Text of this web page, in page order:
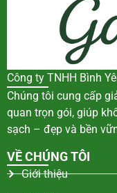
Công ty TNHH Bình
Chúng tôi cung cấp
quan trọn gói, giúp
sạch – đẹp và bền
VỀ CHÚNG TÔI
Giới thiệu